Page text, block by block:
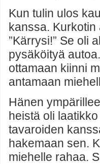
Kun tulin ulos
kanssa.
”Kärrysi!” Se oli
pysäköityä
ottamaan kiinni
antamaan
Hänen
heistä oli
tavaroiden
hakemaan sen.
miehelle rahaa.